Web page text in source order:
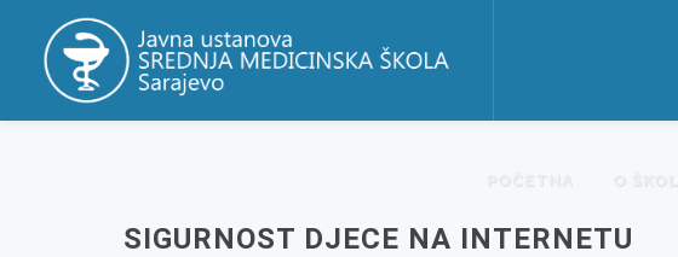
POČETNA O ŠKOLI
SIGURNOST DJECE NA INTERNETU